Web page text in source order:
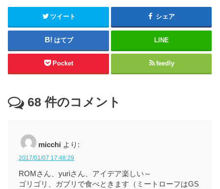
ツイート シェア
はてブ LINE
Pocket feedly
68 件のコメント
micchi より:
2017/01/07 17:48:29
ROMさん、yuriさん、アイデア楽しい～
ゴリゴリ、ガブリで食べときます（ミートローフはGS